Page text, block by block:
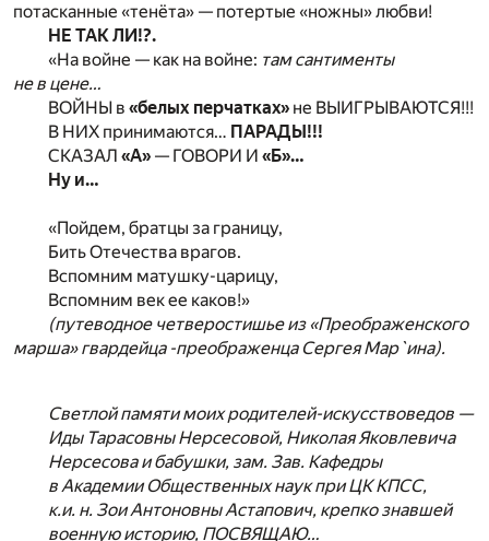
потасканные «тенёта» — потертые «ножны» любви!
НЕ ТАК ЛИ!?.
«На войне — как на войне: там сантименты
не в цене…
ВОЙНЫ в «белых перчатках» не ВЫИГРЫВАЮТСЯ!!!
В НИХ принимаются… ПАРАДЫ!!!
СКАЗАЛ «А» — ГОВОРИ И «Б»…
Ну и…
«Пойдем, братцы за границу,
Бить Отечества врагов.
Вспомним матушку-царицу,
Вспомним век ее каков!»
(путеводное четверостишье из «Преображенского
марша» гвардейца -преображенца Сергея Мар`ина).
Светлой памяти моих родителей-искусствоведов —
Иды Тарасовны Нерсесовой, Николая Яковлевича
Нерсесова и бабушки, зам. Зав. Кафедры
в Академии Общественных наук при ЦК КПСС,
к.и. н. Зои Антоновны Астапович, крепко знавшей
военную историю, ПОСВЯЩАЮ…